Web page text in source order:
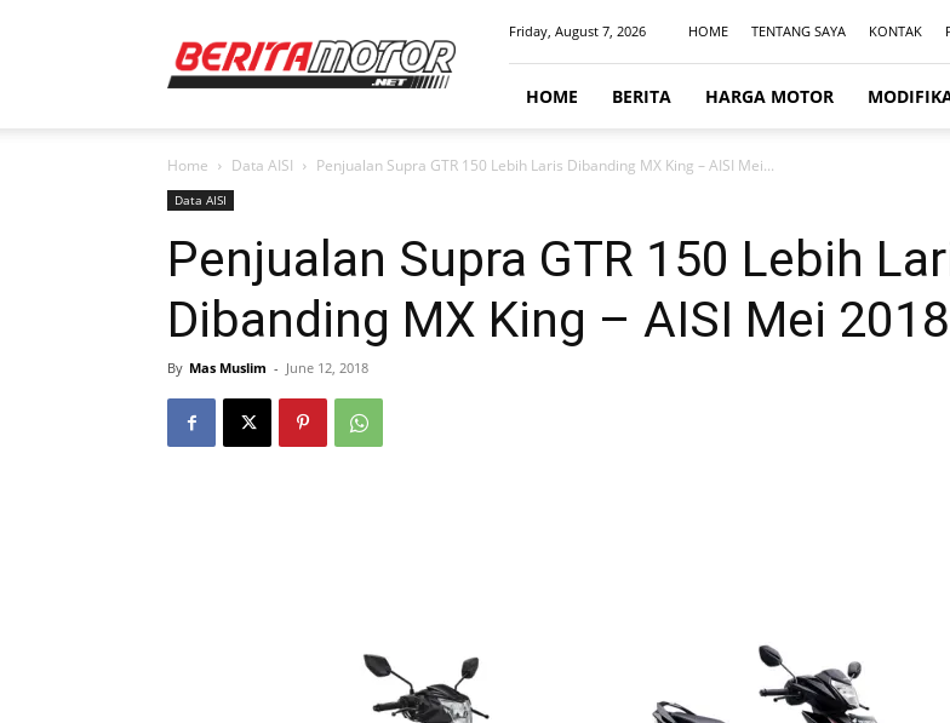
Friday, August 7, 2026 HOME TENTANG SAYA KONTAK
HOME BERITA HARGA MOTOR
Home Data AISI Penjualan Supra GTR 150 Lebih Laris Dibanding MX King – AISI Mei...
Data AISI
Penjualan Supra GTR 150 Lebih
Dibanding MX King – AISI Mei 2018
By Mas Muslim - June 12, 2018